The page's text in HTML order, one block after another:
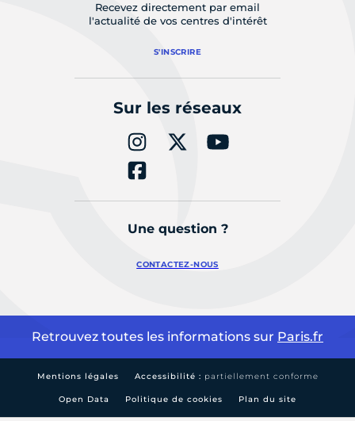
Recevez directement par email
l'actualité de vos centres d'intérêt
S'INSCRIRE
Sur les réseaux
Une question ?
CONTACTEZ-NOUS
Retrouvez toutes les informations sur Paris.fr
Mentions légales Accessibilité : partiellement conforme
Open Data Politique de cookies Plan du site